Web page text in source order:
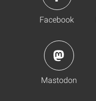
Facebook
Mastodon